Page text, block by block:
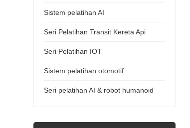
Sistem pelatihan AI
Seri Pelatihan Transit Kereta Api
Seri Pelatihan IOT
Sistem pelatihan otomotif
Seri pelatihan AI & robot humanoid